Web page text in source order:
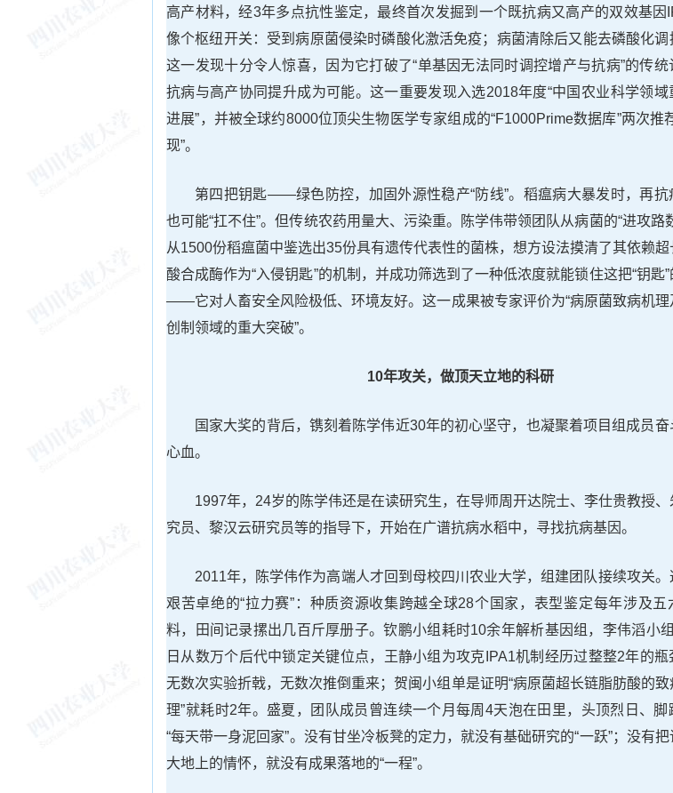
高产材料，经3年多点抗性鉴定，最终首次发掘到一个既抗病又高产的双效基因
像个枢纽开关：受到病原菌侵染时磷酸化激活免疫；病菌清除后又能去磷酸化调
这一发现十分令人惊喜，因为它打破了“单基因无法同时调控增产与抗病”的传统
抗病与高产协同提升成为可能。这一重要发现入选2018年度“中国农业科学领域
进展”，并被全球约8000位顶尖生物医学专家组成的“F1000Prime数据库”两次推
现”。
第四把钥匙——绿色防控，加固外源性稳产“防线”。稻瘟病大暴发时，再抗
也可能“扛不住”。但传统农药用量大、污染重。陈学伟带领团队从病菌的“进攻路
从1500份稻瘟菌中鉴选出35份具有遗传代表性的菌株，想方设法摸清了其依赖
酸合成酶作为“入侵钥匙”的机制，并成功筛选到了一种低浓度就能锁住这把“钥匙
——它对人畜安全风险极低、环境友好。这一成果被专家评价为“病原菌致病机理
创制领域的重大突破”。
10年攻关，做顶天立地的科研
国家大奖的背后，镌刻着陈学伟近30年的初心坚守，也凝聚着项目组成员奋
心血。
1997年，24岁的陈学伟还是在读研究生，在导师周开达院士、李仕贵教授
究员、黎汉云研究员等的指导下，开始在广谱抗病水稻中，寻找抗病基因。
2011年，陈学伟作为高端人才回到母校四川农业大学，组建团队接续攻关。
艰苦卓绝的“拉力赛”：种质资源收集跨越全球28个国家，表型鉴定每年涉及五
料，田间记录摞出几百斤厚册子。钦鹏小组耗时10余年解析基因组，李伟滔小
日从数万个后代中锁定关键位点，王静小组为攻克IPA1机制经历过整整2年的
无数次实验折戟，无数次推倒重来；贺闽小组单是证明“病原菌超长链脂肪酸的
理”就耗时2年。盛夏，团队成员曾连续一个月每周4天泡在田里，头顶烈日、脚
“每天带一身泥回家”。没有甘坐冷板凳的定力，就没有基础研究的“一跃”；没有
大地上的情怀，就没有成果落地的“一程”。